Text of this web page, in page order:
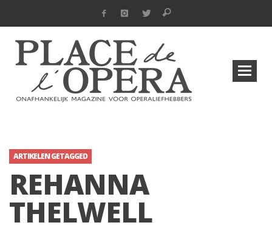
ARTIKELEN GETAGGED
REHANNA
THELWELL